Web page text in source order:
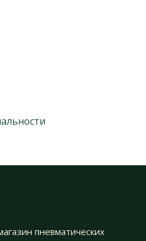
пневматических